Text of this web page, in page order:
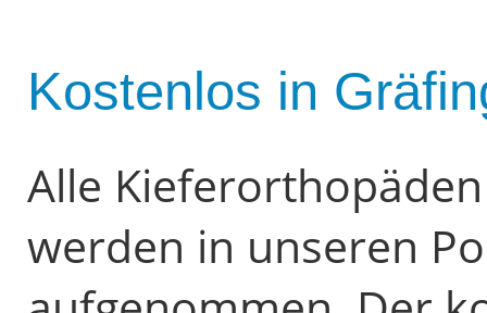
Kostenlos in
Alle
werden in unseren